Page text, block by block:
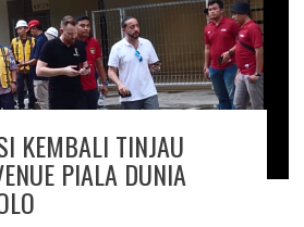
KEMBALI TINJAU
PIALA DUNIA